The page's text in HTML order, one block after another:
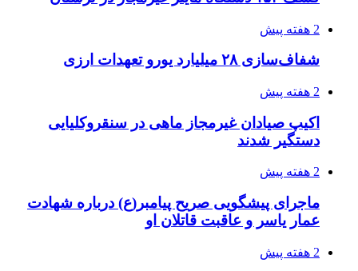
2 هفته پیش
شفاف‌سازی ۲۸ میلیارد یورو تعهدات ارزی
2 هفته پیش
اکیپ صیادان غیرمجاز ماهی در سنقروکلیایی
دستگیر شدند
2 هفته پیش
ماجرای پیشگویی صریح پیامبر(ع) درباره شهادت
عمار یاسر و عاقبت قاتلان او
2 هفته پیش